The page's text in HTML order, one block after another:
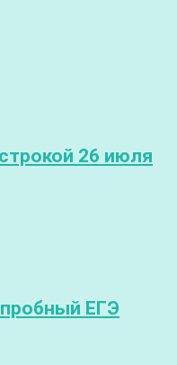
26 июля
ЕГЭ